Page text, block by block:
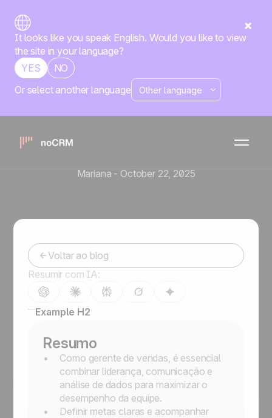
It looks like you speak English. Would you like to view
the site in your language?
YES
NO
Or select another language
Estratégia de Vendas
Gerente de Vendas: 6
estratégias essenciais para
Mariana - October 22, 2025
Voltar ao blog
Resumir com IA:
Example H2
Resumo
Como gerente de vendas, é essencial
combinar liderança, comunicação e
análise de dados para maximizar o
desempenho da equipe.
Definir metas claras e acompanhar